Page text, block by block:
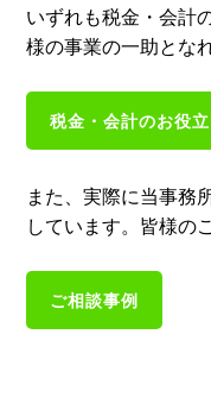
いずれも税金・会計
様の事業の一助とな
税金・会計のお役
また、実際に当事務
しています。皆様の
ご相談事例